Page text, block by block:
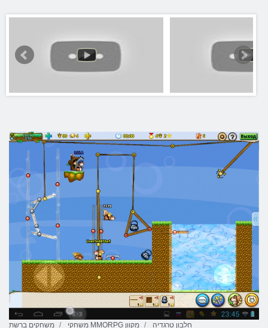
משחקים ברשת משחקי MMORPG מקוון חלבון טרגדיה